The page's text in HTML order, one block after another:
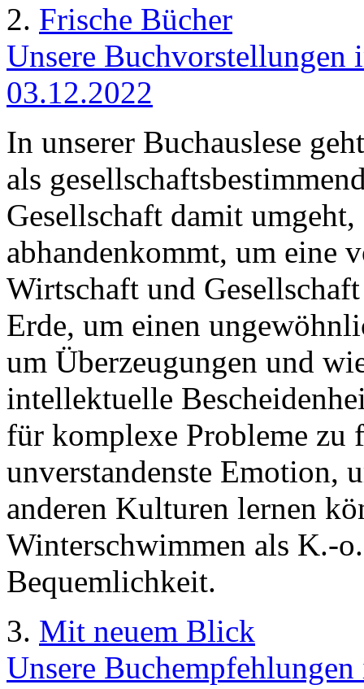
2. Frische Bücher
Unsere Buchvorstellungen
03.12.2022
In unserer Buchauslese
als
Gesellschaft damit
abhandenkommt, um eine
Wirtschaft und
Erde, um einen
um Überzeugungen und
intellektuelle
für komplexe Probleme zu
unverstandenste Emotion,
anderen Kulturen lernen
Winterschwimmen als K.-
Bequemlichkeit.
3. Mit neuem Blick
Unsere